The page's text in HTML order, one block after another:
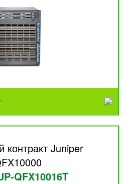
контракт Juniper
QFX10016T